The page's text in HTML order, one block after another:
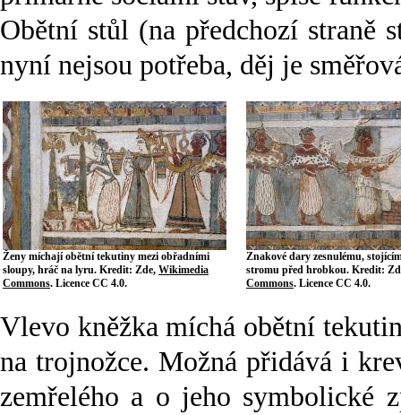
Obětní stůl (na předchozí straně
nyní nejsou potřeba, děj je
Ženy míchají obětní tekutiny mezi obřadními
sloupy, hráč na lyru. Kredit: Zde, Wikimedia
Commons. Licence CC 4.0.
Znakové dary zesnulému,
stromu před hrobkou. Kredit:
Commons. Licence CC 4.0.
Vlevo kněžka míchá obětní
na trojnožce. Možná přidává i
zemřelého a o jeho symbolické